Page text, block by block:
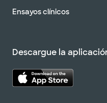
Ensayos clínicos
Descargue la